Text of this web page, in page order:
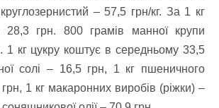
– 57,5 грн/кг. За 1 кг
28,3 грн. 800 грамів манної крупи
1 кг цукру коштує в середньому 33,5
солі – 16,5 грн, 1 кг пшеничного
1 кг макаронних виробів (ріжки) –